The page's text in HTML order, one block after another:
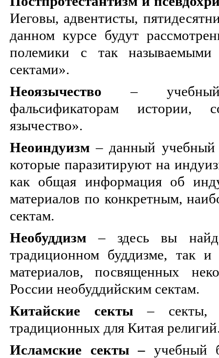
Иеговы, адвентисты,
данном курсе будут
полемики с так называемыми
сектами».
Неоязычество – учебный
фальсификаторам истории,
язычество».
Неоиндуизм – данный учебный
которые паразитируют на
как общая информация об
материалов по конкретным,
сектам.
Необуддизм – здесь вы
традиционном буддизме, так и
материалов, посвященных
России необуддийским сектам.
Китайские секты – секты,
традиционных для Китая
Исламские секты – учебный